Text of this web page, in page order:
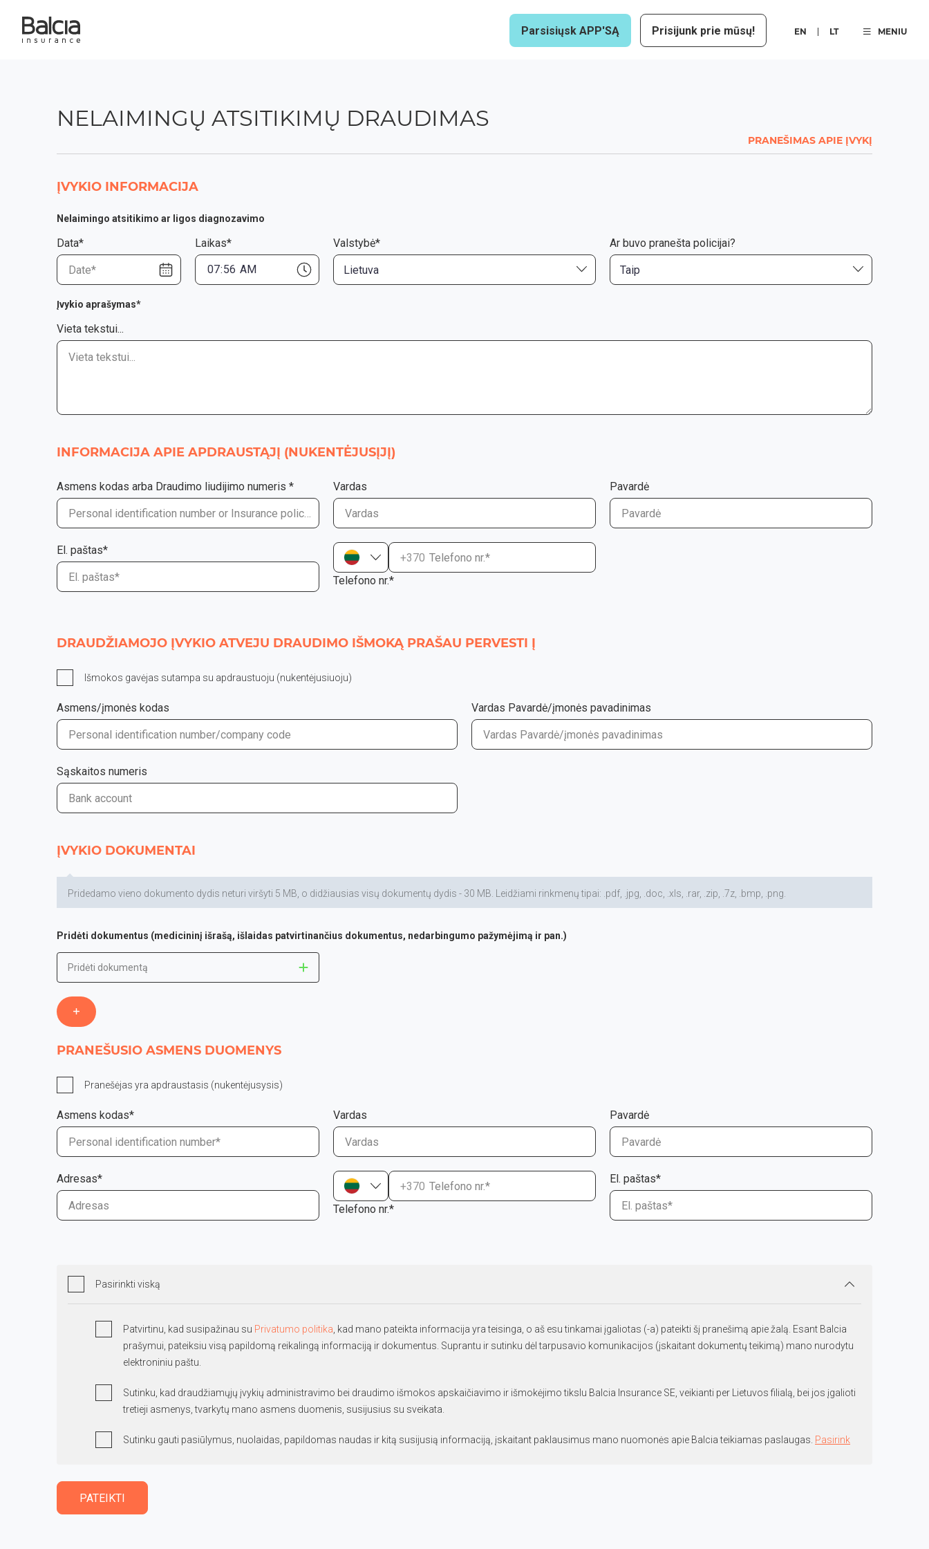
Parsisiųsk APP'SĄ Prisijunk prie mūsų! EN LT MENIU
NELAIMINGŲ ATSITIKIMŲ DRAUDIMAS
PRANEŠIMAS APIE ĮVYKĮ
ĮVYKIO INFORMACIJA
Nelaimingo atsitikimo ar ligos diagnozavimo
Data* Laikas*
Lietuva
Valstybė*
Taip
Ar buvo pranešta policijai?
Įvykio aprašymas*
Vieta tekstui...
INFORMACIJA APIE APDRAUSTĄJĮ (NUKENTĖJUSĮJĮ)
Asmens kodas arba Draudimo liudijimo numeris * Vardas Pavardė
El. paštas*
+370
Telefono nr.*
DRAUDŽIAMOJO ĮVYKIO ATVEJU DRAUDIMO IŠMOKĄ PRAŠAU PERVESTI Į
Išmokos gavėjas sutampa su apdraustuoju (nukentėjusiuoju)
Asmens/įmonės kodas Vardas Pavardė/įmonės pavadinimas
Sąskaitos numeris
ĮVYKIO DOKUMENTAI
Pridedamo vieno dokumento dydis neturi viršyti 5 MB, o didžiausias visų dokumentų dydis - 30 MB. Leidžiami rinkmenų tipai: .pdf, .jpg, .doc, .xls, .rar, .zip, .7z, .bmp, .png.
Pridėti dokumentus (medicininį išrašą, išlaidas patvirtinančius dokumentus, nedarbingumo pažymėjimą ir pan.)
Pridėti dokumentą
PRANEŠUSIO ASMENS DUOMENYS
Pranešėjas yra apdraustasis (nukentėjusysis)
Asmens kodas* Vardas Pavardė
Adresas*
+370
Telefono nr.*
El. paštas*
Pasirinkti viską
Patvirtinu, kad susipažinau su Privatumo politika , kad mano pateikta informacija yra teisinga, o aš esu tinkamai įgaliotas (-a) pateikti šį pranešimą apie žalą. Esant Balcia
prašymui, pateiksiu visą papildomą reikalingą informaciją ir dokumentus. Suprantu ir sutinku dėl tarpusavio komunikacijos (įskaitant dokumentų teikimą) mano nurodytu
elektroniniu paštu.
Sutinku, kad draudžiamųjų įvykių administravimo bei draudimo išmokos apskaičiavimo ir išmokėjimo tikslu Balcia Insurance SE, veikianti per Lietuvos filialą, bei jos įgalioti
tretieji asmenys, tvarkytų mano asmens duomenis, susijusius su sveikata.
Sutinku gauti pasiūlymus, nuolaidas, papildomas naudas ir kitą susijusią informaciją, įskaitant paklausimus mano nuomonės apie Balcia teikiamas paslaugas. Pasirink
PATEIKTI